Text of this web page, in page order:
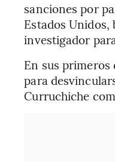
sanciones por
Estados
investigador
En sus primeros
para
Curruchiche